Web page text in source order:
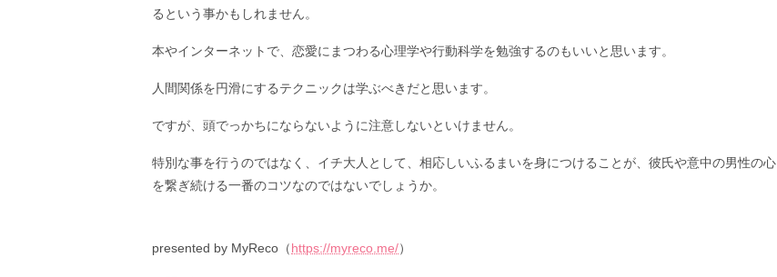
るという事かもしれません。
本やインターネットで、恋愛にまつわる心理学や行動科学を勉強するのもいいと思います。
人間関係を円滑にするテクニックは学ぶべきだと思います。
ですが、頭でっかちにならないように注意しないといけません。
特別な事を行うのではなく、イチ大人として、相応しいふるまいを身につけることが、彼氏や意中の男性の心
を繋ぎ続ける一番のコツなのではないでしょうか。
presented by MyReco（https://myreco.me/）